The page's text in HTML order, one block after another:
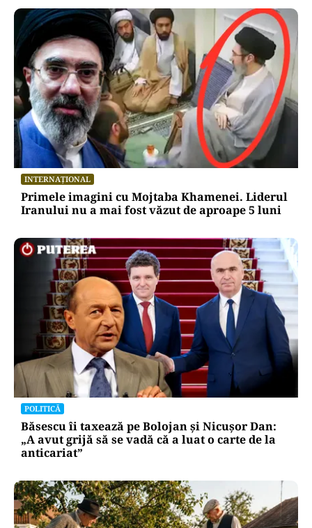
INTERNAȚIONAL
Primele imagini cu Mojtaba Khamenei. Liderul
Iranului nu a mai fost văzut de aproape 5 luni
POLITICĂ
Băsescu îi taxează pe Bolojan și Nicușor Dan:
„A avut grijă să se vadă că a luat o carte de la
anticariat”